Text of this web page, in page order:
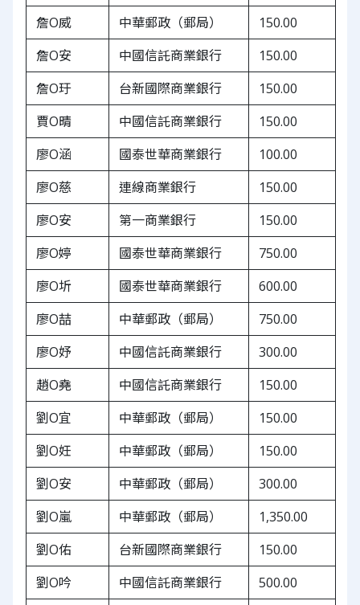
詹O威
中華郵政（郵局）
150.00
詹O安
中國信託商業銀行
150.00
詹O玗
台新國際商業銀行
150.00
賈O晴
中國信託商業銀行
150.00
廖O涵
國泰世華商業銀行
100.00
廖O慈
連線商業銀行
150.00
廖O安
第一商業銀行
150.00
廖O婷
國泰世華商業銀行
750.00
廖O圻
國泰世華商業銀行
600.00
廖O喆
中華郵政（郵局）
750.00
廖O妤
中國信託商業銀行
300.00
趙O堯
中國信託商業銀行
150.00
劉O宜
中華郵政（郵局）
150.00
劉O妊
中華郵政（郵局）
150.00
劉O安
中華郵政（郵局）
300.00
劉O嵐
中華郵政（郵局）
1,350.00
劉O佑
台新國際商業銀行
150.00
劉O吟
中國信託商業銀行
500.00